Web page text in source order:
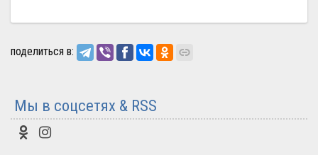
поделиться в:
Мы в соцсетях & RSS